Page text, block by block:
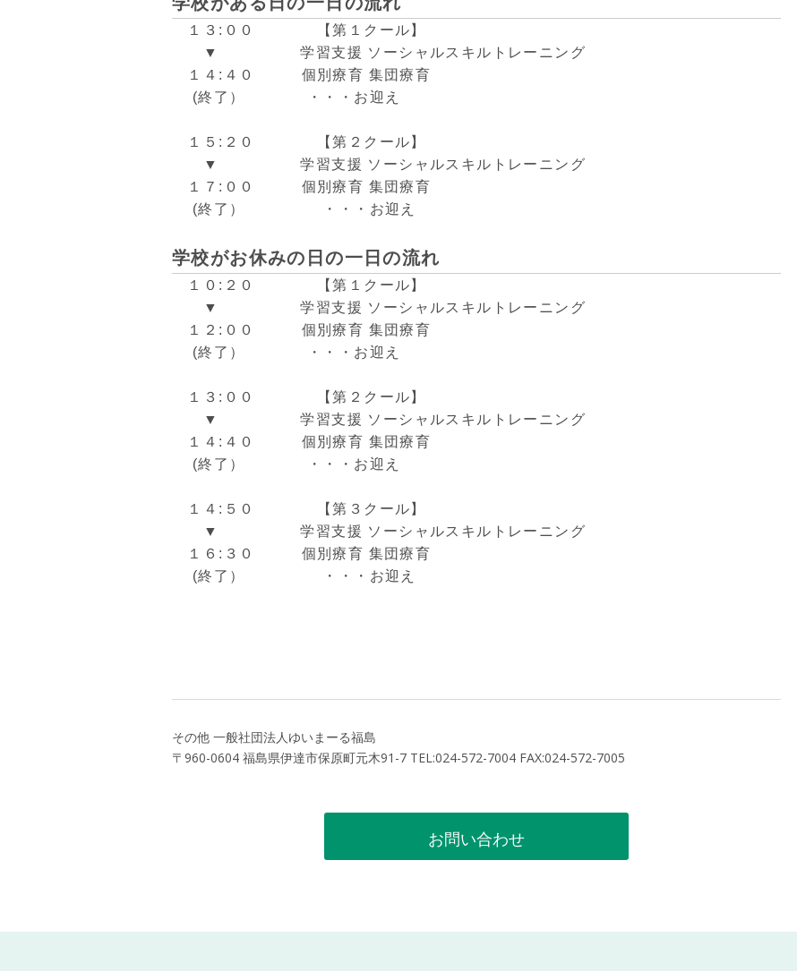
１３:００
【第１クール】
▼
学習支援 ソーシャルスキルトレーニング
１４:４０ 個別療育 集団療育
(終了）
・・・お迎え
１５:２０
【第２クール】
▼
学習支援 ソーシャルスキルトレーニング
１７:００ 個別療育 集団療育
(終了）
・・・お迎え
学校がお休みの日の一日の流れ
１０:２０
【第１クール】
▼
学習支援 ソーシャルスキルトレーニング
１２:００ 個別療育 集団療育
(終了）
・・・お迎え
１３:００
【第２クール】
▼
学習支援 ソーシャルスキルトレーニング
１４:４０ 個別療育 集団療育
(終了）
・・・お迎え
１４:５０
【第３クール】
▼
学習支援 ソーシャルスキルトレーニング
１６:３０ 個別療育 集団療育
(終了）
・・・お迎え
その他 一般社団法人ゆいまーる福島
〒960-0604 福島県伊達市保原町元木91-7 TEL:024-572-7004 FAX:024-572-7005
お問い合わせ